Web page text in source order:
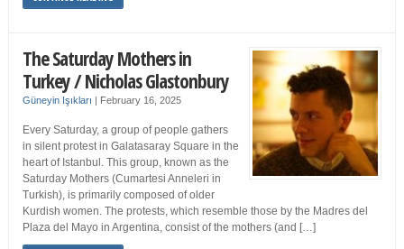
The Saturday Mothers in
Turkey / Nicholas Glastonbury
Güneyin Işıkları | February 16, 2025
Every Saturday, a group of people gathers
in silent protest in Galatasaray Square in the
heart of Istanbul. This group, known as the
Saturday Mothers (Cumartesi Anneleri in
Turkish), is primarily composed of older
Kurdish women. The protests, which resemble those by the Madres del
Plaza del Mayo in Argentina, consist of the mothers (and […]